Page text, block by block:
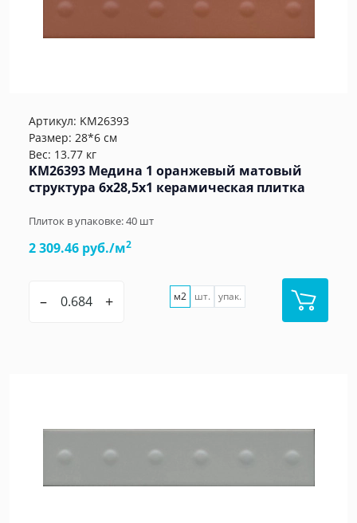
Артикул: KM26393
Размер: 28*6 см
Вес: 13.77 кг
KM26393 Медина 1 оранжевый матовый
структура 6x28,5x1 керамическая плитка
Плиток в упаковке:40 шт
2 309.46 руб./м2
– + м2 шт. упак.